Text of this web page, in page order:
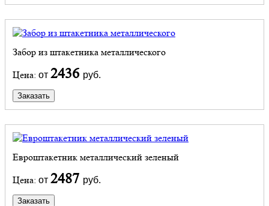
Забор из штакетника металлического
Цена: от 2436 руб.
Заказать
Евроштакетник металлический зеленый
Цена: от 2487 руб.
Заказать